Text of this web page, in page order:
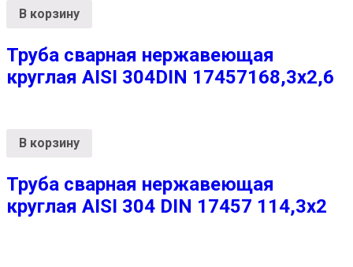
В корзину
Труба сварная нержавеющая
круглая AISI 304DIN 17457168,3х2,6
В корзину
Труба сварная нержавеющая
круглая AISI 304 DIN 17457 114,3х2